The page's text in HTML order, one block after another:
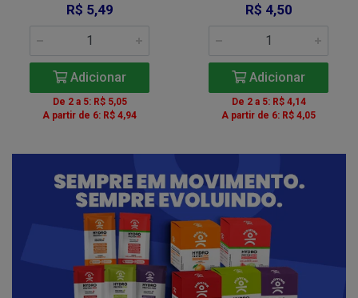
R$ 5,49
Adicionar
De 2 a 5: R$ 5,05
A partir de 6: R$ 4,94
R$ 4,50
Adicionar
De 2 a 5: R$ 4,14
A partir de 6: R$ 4,05